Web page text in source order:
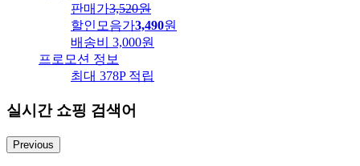
판매가3,520원
할인모음가3,490원
배송비
3,000원
프로모션 정보
최대 378P 적립
실시간 쇼핑 검색어
Previous